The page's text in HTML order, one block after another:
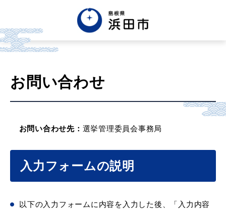
お問い合わせ
お問い合わせ先： 選挙管理委員会事務局
入力フォームの説明
以下の入力フォームに内容を入力した後、「入力内容